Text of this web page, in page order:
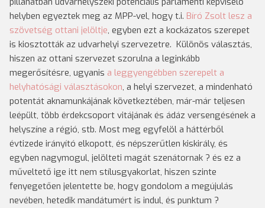
helyben egyeztek meg az MPP-vel, hogy t.i. Bíró Zsolt lesz a
szövetség ottani jelöltje, egyben ezt a kockázatos szerepet
is kiosztották az udvarhelyi szervezetre. Különös választás,
hiszen az ottani szervezet szorulna a leginkább
megerősítésre, ugyanis a leggyengébben szerepelt a
helyhatósági választásokon, a helyi szervezet, a mindenható
potentát aknamunkájának következtében, már-már teljesen
leépült, több érdekcsoport vitájának és ádáz versengésének a
helyszíne a régió, stb. Most meg egyfelöl a háttérből
évtizede irányító elkopott, és népszerűtlen kiskirály, és
egyben nagymogul, jelölteti magát szenátornak ? és ez a
műveltető ige itt nem stílusgyakorlat, hiszen szinte
fenyegetően jelentette be, hogy gondolom a megújulás
nevében, hetedik mandátumért is indul, és punktum ?